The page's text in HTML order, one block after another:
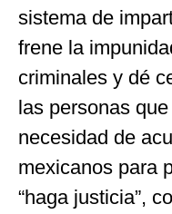
sistema de
frene la
criminales y dé
las personas
necesidad de
mexicanos para
“haga justicia”,